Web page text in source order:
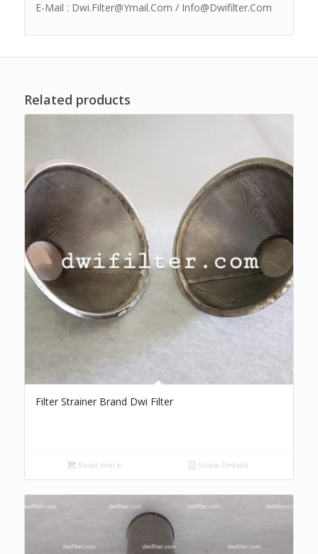
E-Mail : Dwi.Filter@Ymail.Com / Info@Dwifilter.Com
Related products
Filter Strainer Brand Dwi Filter
Read more Show Details